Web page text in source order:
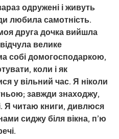
одружені і живуть
любила самотність.
друга дочка вийшла
велике
собі домогосподаркою,
коли і як
у вільний час. Я ніколи
завжди знаходжу,
Я читаю книги, дивлюся
сиджу біля вікна, п’ю